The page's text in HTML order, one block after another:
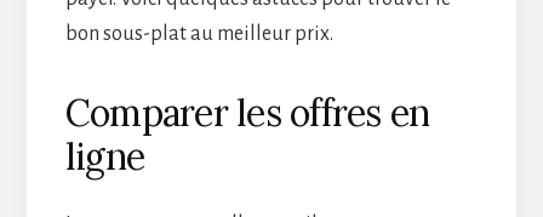
bon sous-plat au meilleur prix.
Comparer les offres en
ligne